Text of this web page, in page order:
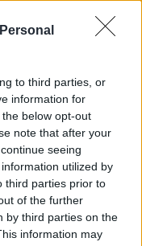
to third parties, or
information for
below opt-out
note that after your
seeing
utilized by
third parties prior to
of the further
by third parties on the
information may